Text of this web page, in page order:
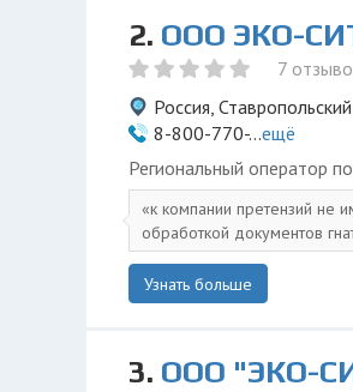
2. ООО ЭКО-
7
Россия,
8-800-770-...ещё
Региональный оператор
к компании претензий не
обработкой документов
Узнать больше
3. ООО "ЭКО-